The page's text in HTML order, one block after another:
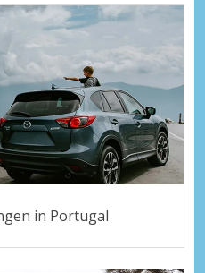
in Portugal